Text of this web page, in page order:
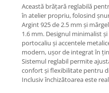
Coliere cu Cruce
Coliere cu Stea
Coliere cu Soare
Coliere cu Semilună
Coliere cu Zodii
Coliere cu Flori
Coliere cu Animale
Această brățară reglabilă
în atelier propriu, folosind
Argint 925 de 2.5 mm și
1.6 mm. Designul minimalist
portocaliu și accentele
modern, ușor de integrat în
Sistemul reglabil permite
confort și flexibilitate pentru
Inclusiv închizătoarea este